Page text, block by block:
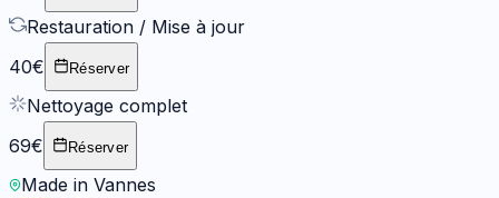
Restauration / Mise à jour
40€
Réserver
Nettoyage complet
69€
Réserver
Made in Vannes